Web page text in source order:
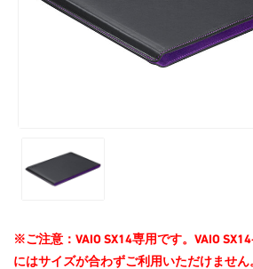
毎週木曜更
今週だけの特別
SALE
※ご注意：VAIO SX14専用です。VAIO
にはサイズが合わずご利用いただけません